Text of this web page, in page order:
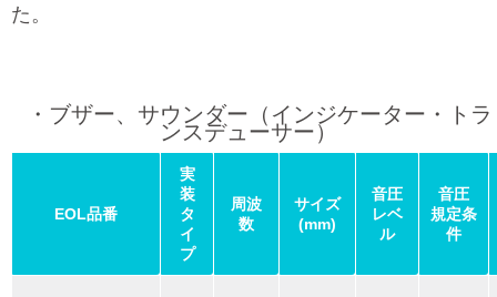
た。
・ブザー、サウンダー（インジケーター・トラ
ンスデューサー）
EOL品番
実
装
タ
イ
プ
周波
数
サイズ
(mm)
音圧
レベ
ル
音圧
規定条
件